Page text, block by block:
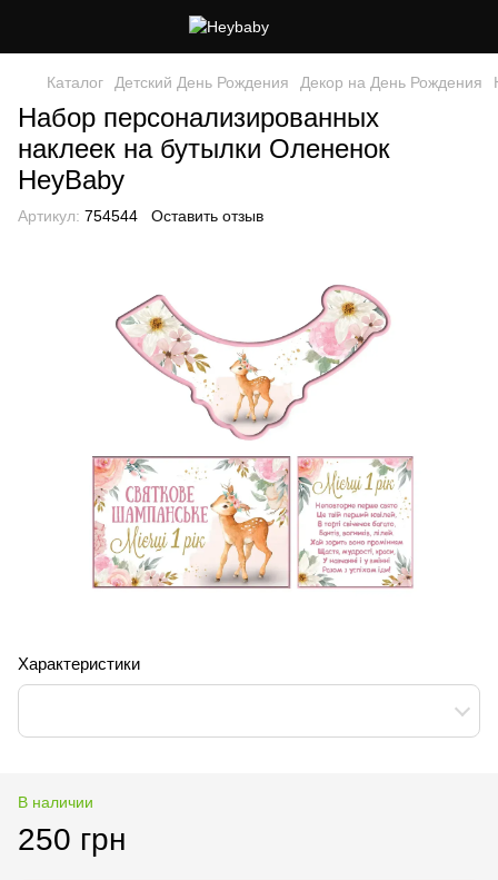
Каталог Детский День Рождения Декор на День Рождения
Набор персонализированных
наклеек на бутылки Олененок
HeyBaby
Артикул: 754544 Оставить отзыв
Характеристики
В наличии
250 грн